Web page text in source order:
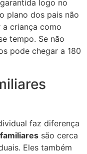
logo no
plano dos pais não
criança como
tempo. Se não
pode chegar a 180
faz diferença
são cerca
Eles também